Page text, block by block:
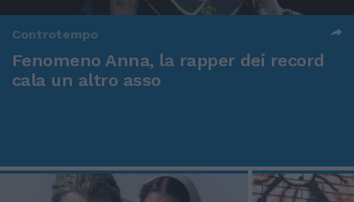
Controtempo
Fenomeno Anna, la rapper dei record
cala un altro asso